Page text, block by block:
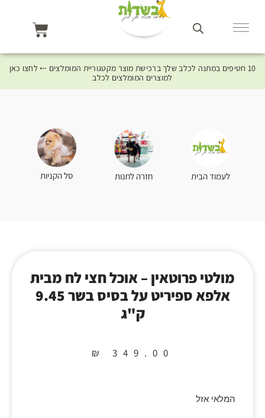
10 חטיפים במתנה לכלב שלך ברכישת מוצר מקטגוריית המומלצים ⤎ לחצו כאן
למוצרים המומלצים לכלב
לעמוד הבית חזרה לחנות סל הקניות
מולטי פרוטאין – אוכל חצי לח מבית
אלפא ספיריט על בסיס בשר 9.45
ק"ג
₪ 349.00
המלאי אזל